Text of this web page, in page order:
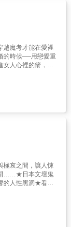
夫唱婦隨〉每天早
好衣著，甚至為
丈夫不讓她碰……
在身、精神日益失
上的厭惡……文學
書名所示，各個
全書。然而，無
，還是敘事手法
花齊放般的多樣變
著迷。 這些作
看一幅絕美的畫
或許也僅能說出
，讀完本書亦無須
『這是一本好小
鼻子，像一條跟香
臉盤正中垂掛下
苦，然而表面上
中〉一具屍骸，七
《羅生門》原著
們人類認真思考的
為可笑的事情，他
一生〉「我此刻生
然而不可思議的是
這種惡夫、惡子、
見吧……」
相通於古人與近代
無礙，對人物的
種文體都能掌
獄變〉、引人共
〈竹林中〉、發人
著〈某傻子的一
川龍之介經典小
稍忘卻無法言喻的
、低劣無聊的人
打扮高貴地坐在車
女人掙扎著死去--
愧是天下第一畫
鼻子，像一條跟香
臉盤正中垂掛下
苦，然而表面上
中〉一具屍骸，七
《羅生門》原著
們人類認真思考的
為可笑的事情，他
一生〉「我此刻生
然而不可思議的是
這種惡夫、惡子、
見吧……」
越魔考才能在愛裡
的時候──用戀愛重
人心裡的箭，婚
姻中追求幸福嗎？
魔界的真髓。深
子，與學者矢木結
閃電，照亮了她用
佛界跨入魔
，才會誘惑丈夫
主動投身波濤沉
夫，也對情人，是
因此變成雙重。
界，意志薄弱是進
習慣，將本該是甜
是《天鵝湖》裡被
，接受情感變化萬
中保持純潔……
極哀之間，讓人悚
……★日本文壇鬼
的人性黑洞★看盡
魔的天才繪師良
」屏風。面臨創
，墮入無明，甚至